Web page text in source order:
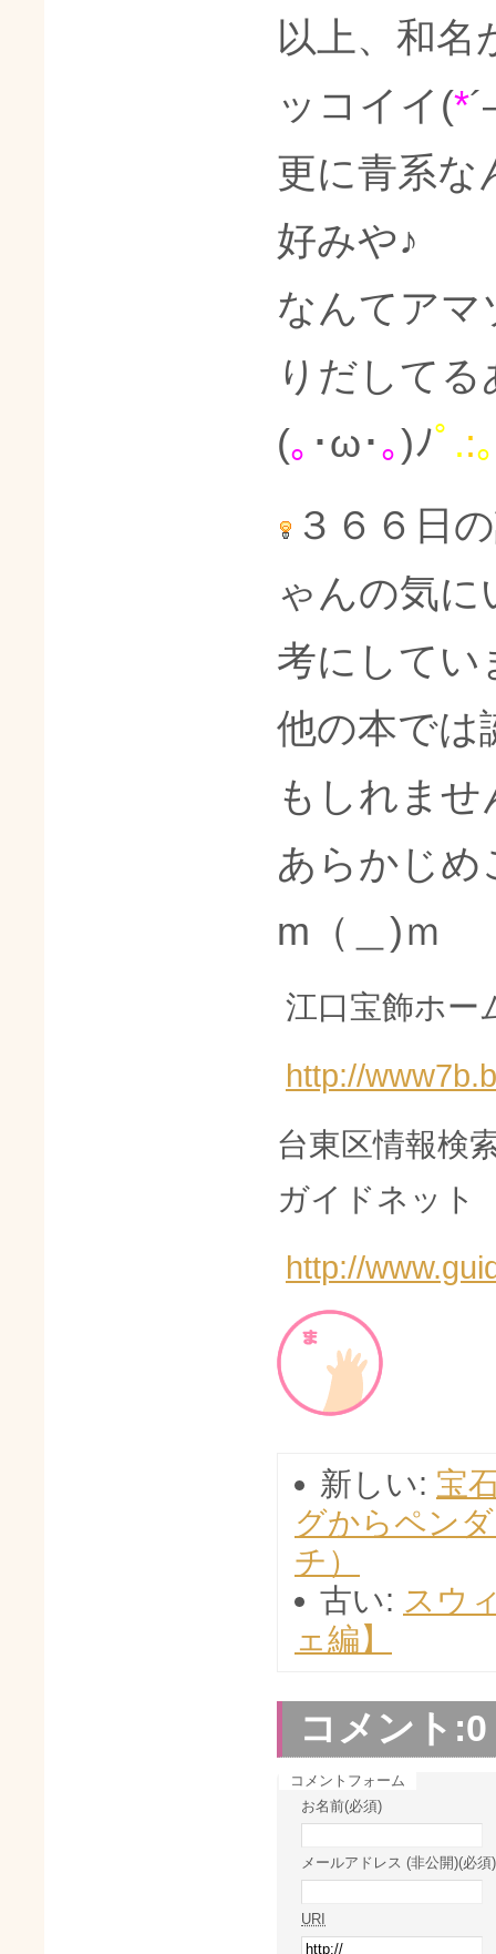
以上、和名
ッコイイ(*
更に青系な
好みや♪
なんてアマ
りだして
(｡ ･ω･｡)ﾉﾟ .:｡
３６６日
ゃんの気に
考にしてい
他の本では
もしれませ
あらかじめ
m（＿)ｍ
江口宝飾ホー
http://
台東区情報検
ガイドネット
http://
新しい: 宝
グからペン
チ）
古い: スウ
ェ編】
コメント:0
コメントフォーム
お名前(必須)
メールアドレス (非公開)(必須)
URI